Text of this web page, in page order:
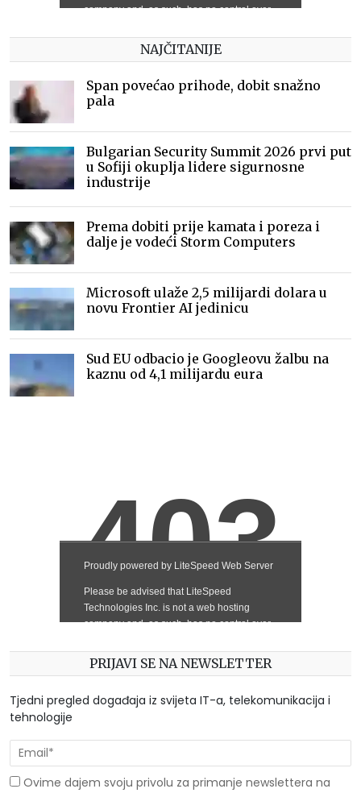
NAJČITANIJE
Span povećao prihode, dobit snažno
pala
Bulgarian Security Summit 2026 prvi put
u Sofiji okuplja lidere sigurnosne
industrije
Prema dobiti prije kamata i poreza i
dalje je vodeći Storm Computers
Microsoft ulaže 2,5 milijardi dolara u
novu Frontier AI jedinicu
Sud EU odbacio je Googleovu žalbu na
kaznu od 4,1 milijardu eura
PRIJAVI SE NA NEWSLETTER
Tjedni pregled događaja iz svijeta IT-a, telekomunikacija i
tehnologije
Ovime dajem svoju privolu za primanje newslettera na